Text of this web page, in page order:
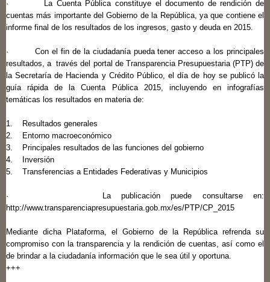
· La Cuenta Pública constituye el documento de rendición de
cuentas más importante del Gobierno de la República, ya que contiene el
informe final de los resultados de los ingresos, gasto y deuda en 2015.
· Con el fin de la ciudadanía pueda tener acceso a los principales
resultados, a través del portal de Transparencia Presupuestaria (PTP) de
la Secretaría de Hacienda y Crédito Público, el día de hoy se publicó la
guía rápida de la Cuenta Pública 2015, incluyendo en infografías
temáticas los resultados en materia de:
1. Resultados generales
2. Entorno macroeconómico
3. Principales resultados de las funciones del gobierno
4. Inversión
5. Transferencias a Entidades Federativas y Municipios
· La publicación puede consultarse en:
http://www.transparenciapresupuestaria.gob.mx/es/PTP/CP_2015
Mediante dicha Plataforma, el Gobierno de la República refrenda su
compromiso con la transparencia y la rendición de cuentas, así como el
de brindar a la ciudadanía información que le sea útil y oportuna.
+++